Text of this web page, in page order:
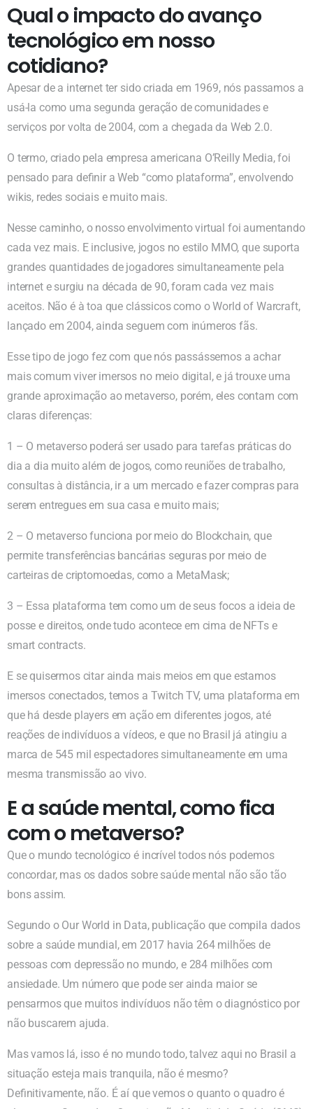
Qual o impacto do avanço
tecnológico em nosso
cotidiano?
Apesar de a internet ter sido criada em 1969, nós passamos a
usá-la como uma segunda geração de comunidades e
serviços por volta de 2004, com a chegada da Web 2.0.
O termo, criado pela empresa americana O’Reilly Media, foi
pensado para definir a Web “como plataforma”, envolvendo
wikis, redes sociais e muito mais.
Nesse caminho, o nosso envolvimento virtual foi aumentando
cada vez mais. E inclusive, jogos no estilo MMO, que suporta
grandes quantidades de jogadores simultaneamente pela
internet e surgiu na década de 90, foram cada vez mais
aceitos. Não é à toa que clássicos como o World of Warcraft,
lançado em 2004, ainda seguem com inúmeros fãs.
Esse tipo de jogo fez com que nós passássemos a achar
mais comum viver imersos no meio digital, e já trouxe uma
grande aproximação ao metaverso, porém, eles contam com
claras diferenças:
1 – O metaverso poderá ser usado para tarefas práticas do
dia a dia muito além de jogos, como reuniões de trabalho,
consultas à distância, ir a um mercado e fazer compras para
serem entregues em sua casa e muito mais;
2 – O metaverso funciona por meio do Blockchain, que
permite transferências bancárias seguras por meio de
carteiras de criptomoedas, como a MetaMask;
3 – Essa plataforma tem como um de seus focos a ideia de
posse e direitos, onde tudo acontece em cima de NFTs e
smart contracts.
E se quisermos citar ainda mais meios em que estamos
imersos conectados, temos a Twitch TV, uma plataforma em
que há desde players em ação em diferentes jogos, até
reações de indivíduos a vídeos, e que no Brasil já atingiu a
marca de 545 mil espectadores simultaneamente em uma
mesma transmissão ao vivo.
E a saúde mental, como fica
com o metaverso?
Que o mundo tecnológico é incrível todos nós podemos
concordar, mas os dados sobre saúde mental não são tão
bons assim.
Segundo o Our World in Data, publicação que compila dados
sobre a saúde mundial, em 2017 havia 264 milhões de
pessoas com depressão no mundo, e 284 milhões com
ansiedade. Um número que pode ser ainda maior se
pensarmos que muitos indivíduos não têm o diagnóstico por
não buscarem ajuda.
Mas vamos lá, isso é no mundo todo, talvez aqui no Brasil a
situação esteja mais tranquila, não é mesmo?
Definitivamente, não. É aí que vemos o quanto o quadro é